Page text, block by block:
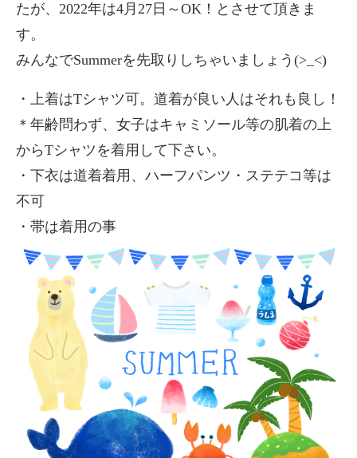
たが、2022年は4月27日～OK！とさせて頂きま
す。
みんなでSummerを先取りしちゃいましょう(>_<)
・上着はTシャツ可。道着が良い人はそれも良し！
＊年齢問わず、女子はキャミソール等の肌着の上
からTシャツを着用して下さい。
・下衣は道着着用、ハーフパンツ・ステテコ等は
不可
・帯は着用の事